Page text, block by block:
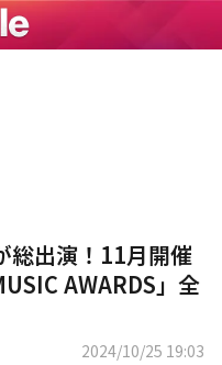
総出演！11月開催
AWARDS」全
2024/10/25 19:03